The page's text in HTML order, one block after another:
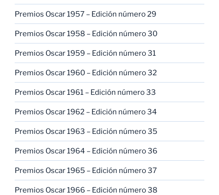
Premios Oscar 1957 – Edición número 29
Premios Oscar 1958 – Edición número 30
Premios Oscar 1959 – Edición número 31
Premios Oscar 1960 – Edición número 32
Premios Oscar 1961 – Edición número 33
Premios Oscar 1962 – Edición número 34
Premios Oscar 1963 – Edición número 35
Premios Oscar 1964 – Edición número 36
Premios Oscar 1965 – Edición número 37
Premios Oscar 1966 – Edición número 38